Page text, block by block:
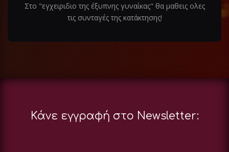
Στο "εγχειριδιο της έξυπνης γυναίκας" θα μαθεις ολες
τις συνταγές της κατάκτησης!
Κάνε εγγραφή στο Newsletter: